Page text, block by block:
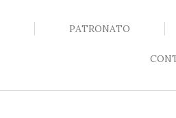
PATRONATO